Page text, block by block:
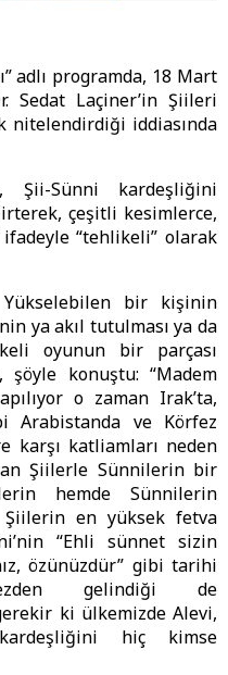
adlı programda, 18 Mart
Sedat Laçiner’in Şiileri
nitelendirdiği iddiasında
Şii-Sünni kardeşliğini
çeşitli kesimlerce,
“tehlikeli” olarak
bir kişinin
ya akıl tutulması ya da
oyunun bir parçası
konuştu: “Madem
o zaman Irak’ta,
Arabistanda ve Körfez
karşı katliamları neden
Şiilerle Sünnilerin bir
hemde Sünnilerin
Şiilerin en yüksek fetva
“Ehli sünnet sizin
özünüzdür” gibi tarihi
gelindiği de
ki ülkemizde Alevi,
hiç kimse